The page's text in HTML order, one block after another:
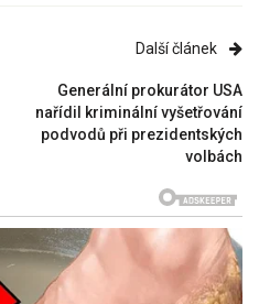
Další článek
Generální prokurátor USA
nařídil kriminální vyšetřování
podvodů při prezidentských
volbách